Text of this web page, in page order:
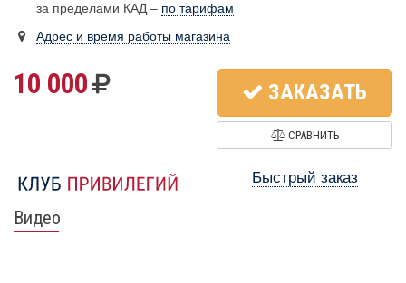
за пределами КАД – по тарифам
Адрес и время работы магазина
10 000 ЗАКАЗАТЬ
СРАВНИТЬ
Быстрый заказ
Видео